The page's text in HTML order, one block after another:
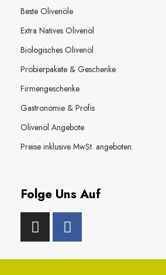
Beste Olivenöle
Extra Natives Olivenöl
Biologisches Olivenöl
Probierpakete & Geschenke
Firmengeschenke
Gastronomie & Profis
Olivenöl Angebote
Preise inklusive MwSt. angeboten.
Folge Uns Auf